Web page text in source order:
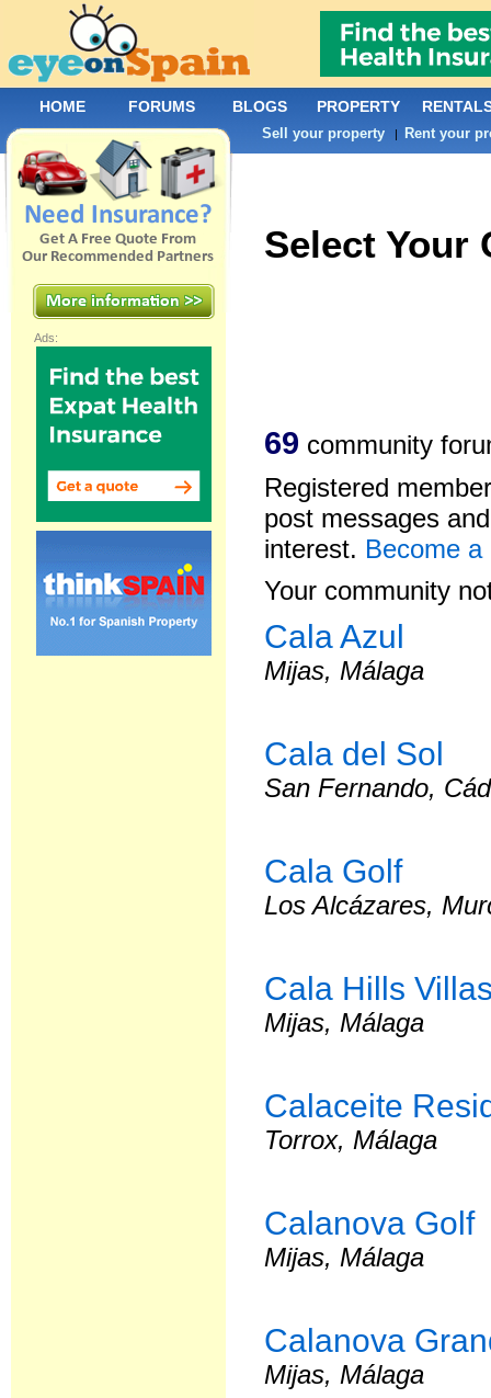
Select Your
69 community
Registered
post messages
interest. Become
Your community
Cala Azul
Mijas, Málaga
Cala del Sol
San Fernando,
Cala Golf
Los Alcázares,
Cala Hills
Mijas, Málaga
Calaceite
Torrox, Málaga
Calanova Golf
Mijas, Málaga
Calanova
Mijas, Málaga
Ads:
HOME FORUMS BLOGS PROPERTY
Sell your property | Rent your